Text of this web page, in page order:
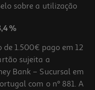
sobre a utilização
%
1.500€ pago em 12
sujeita a
Bank – Sucursal em
com o nº 881. A